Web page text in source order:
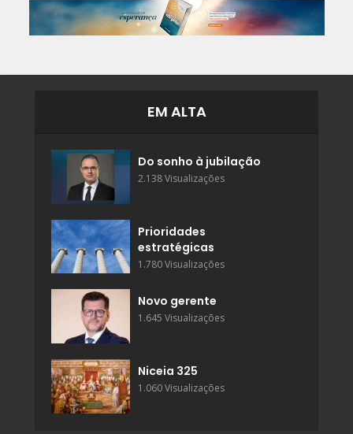
EM ALTA
Do sonho à jubilação
2.138 Visualizações
Prioridades
estratégicas
1.780 Visualizações
Novo gerente
1.645 Visualizações
Niceia 325
1.060 Visualizações